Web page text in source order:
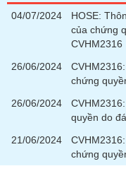
04/07/2024
HOSE:
của chứng
CVHM2316
26/06/2024
chứng
26/06/2024
quyền do
21/06/2024
chứng